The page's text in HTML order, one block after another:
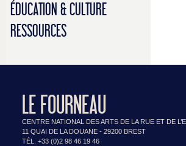
ÉDUCATION & CULTURE
RESSOURCES
LE FOURNEAU
CENTRE NATIONAL DES ARTS DE LA RUE ET DE
11 QUAI DE LA DOUANE - 29200 BREST
TÉL. +33 (0)2 98 46 19 46